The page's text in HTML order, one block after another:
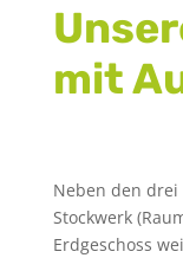
mit
Neben den
Stockwerk
Erdgeschoss